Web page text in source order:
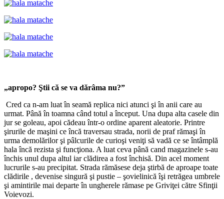
„apropo? Ştii că se va dărâma nu?”
Cred ca n-am luat în seamă replica nici atunci şi în anii care au
urmat. Până în toamna când totul a început. Una dupa alta casele din
jur se goleau, apoi cădeau într-o ordine aparent aleatorie. Printre
şirurile de maşini ce încă traversau strada, norii de praf rămaşi în
urma demolărilor şi pâlcurile de curioşi veniţi să vadă ce se întâmplă
hala încă rezista şi funcţiona. A luat ceva până cand magazinele s-au
închis unul dupa altul iar clădirea a fost închisă. Din acel moment
lucrurile s-au precipitat. Strada rămăsese deja ştirbă de aproape toate
clădirile , devenise singură şi pustie – şovielinică îşi retrăgea umbrele
şi amintirile mai departe în ungherele rămase pe Griviţei către Sfinţii
Voievozi.